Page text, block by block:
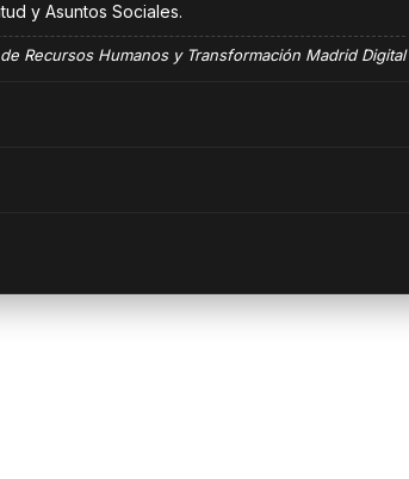
y Asuntos Sociales.
Recursos Humanos y Transformación Madrid Digital